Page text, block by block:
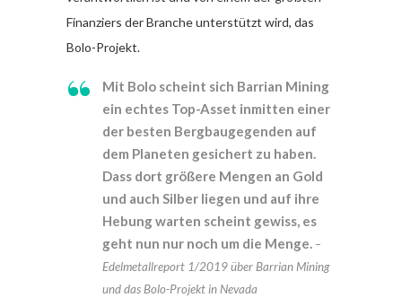
Finanziers der Branche unterstützt wird, das
Bolo-Projekt.
Mit Bolo scheint sich Barrian Mining
ein echtes Top-Asset inmitten einer
der besten Bergbaugegenden auf
dem Planeten gesichert zu haben.
Dass dort größere Mengen an Gold
und auch Silber liegen und auf ihre
Hebung warten scheint gewiss, es
geht nun nur noch um die Menge. –
Edelmetallreport 1/2019 über Barrian Mining
und das Bolo-Projekt in Nevada